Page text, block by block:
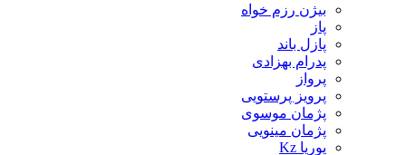
بیژن رزم خواه
پازل باند
پدرام بهزادی
پرویز پرستویی
پژمان موسوی
پژمان مینویی